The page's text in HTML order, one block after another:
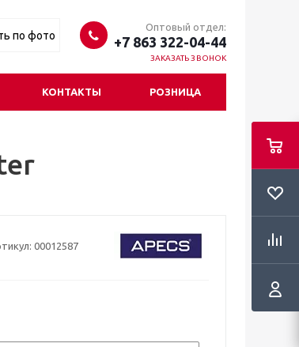
по фото
Оптовый отдел:
+7 863 322-04-44
ЗАКАЗАТЬ ЗВОНОК
КОНТАКТЫ РОЗНИЦА
00012587